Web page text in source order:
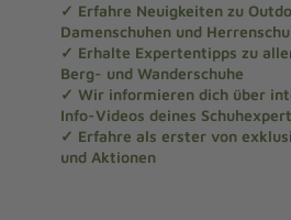
✓ Erfahre Neuigkeiten zu
Damenschuhen und
✓ Erhalte Expertentipps zu
Berg- und Wanderschuhe
✓ Wir informieren dich über
Info-Videos deines
✓ Erfahre als erster von
und Aktionen